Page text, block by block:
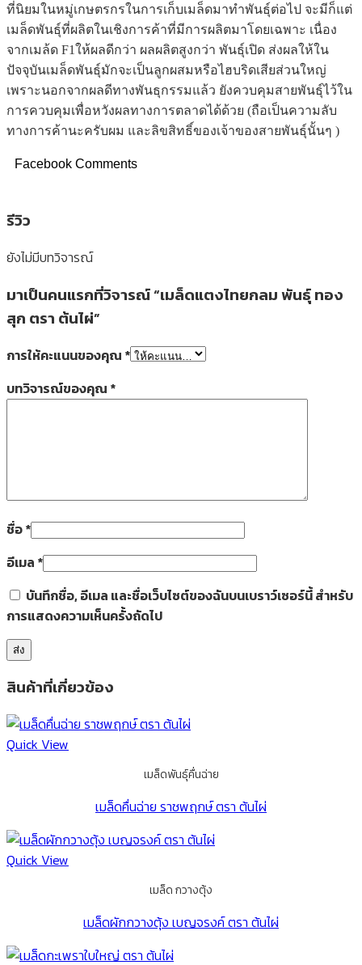
ที่นิยมในหมู่เกษตรกรในการเก็บเมล็ดมาทำพันธุ์ต่อไป จะมีก็แต่
เมล็ดพันธุ์ที่ผลิตในเชิงการค้าที่มีการผลิตมาโดยเฉพาะ เนื่อง
จากเมล้ด F1ให้ผลดีกว่า ผลผลิตสูงกว่า พันธุ์เปิด ส่งผลให้ใน
ปัจจุบันเมล็ดพันธุ์มักจะเป็นลูกผสมหรือไฮบริดเสียส่วนใหญ่
เพราะนอกจากผลดีทางพันธุกรรมแล้ว ยังควบคุมสายพันธุ์ไว้ใน
การควบคุมเพื่อหวังผลทางการตลาดได้ด้วย (ถือเป็นความลับ
ทางการค้านะครับผม และลิขสิทธิ์ของเจ้าของสายพันธุ์นั้นๆ )
Facebook Comments
รีวิว
ยังไม่มีบทวิจารณ์
มาเป็นคนแรกที่วิจารณ์ “เมล็ดแตงไทยกลม พันธุ์ ทอง
สุก ตรา ต้นไผ่”
การให้คะแนนของคุณ *
บทวิจารณ์ของคุณ *
ชื่อ*
อีเมล *
บันทึกชื่อ, อีเมล และชื่อเว็บไซต์ของฉันบนเบราว์เซอร์นี้ สำหรับ
การแสดงความเห็นครั้งถัดไป
สินค้าที่เกี่ยวข้อง
Quick View
เมล็ดพันธุ์คื่นฉ่าย
เมล็ดคื่นฉ่าย ราชพฤกษ์ ตรา ต้นไผ่
Quick View
เมล็ด กวางตุ้ง
เมล็ดผักกวางตุ้ง เบญจรงค์ ตรา ต้นไผ่